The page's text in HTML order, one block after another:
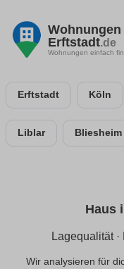
Wohnungen
Erftstadt.de
Wohnungen einfach
Erftstadt Köln
Liblar Bliesheim
Haus
Lagequalität
Wir analysieren für